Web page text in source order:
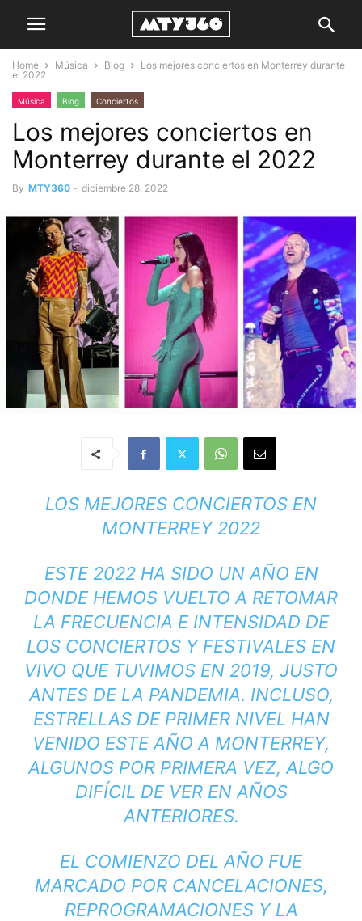
Home Música Blog
Los mejores conciertos en Monterrey durante
el 2022
Música Blog Conciertos
Los mejores conciertos en
Monterrey durante el 2022
By MTY360 - diciembre 28, 2022
LOS MEJORES CONCIERTOS EN
MONTERREY 2022
ESTE 2022 HA SIDO UN AÑO EN
DONDE HEMOS VUELTO A RETOMAR
LA FRECUENCIA E INTENSIDAD DE
LOS CONCIERTOS Y FESTIVALES EN
VIVO QUE TUVIMOS EN 2019, JUSTO
ANTES DE LA PANDEMIA. INCLUSO,
ESTRELLAS DE PRIMER NIVEL HAN
VENIDO ESTE AÑO A MONTERREY,
ALGUNOS POR PRIMERA VEZ, ALGO
DIFÍCIL DE VER EN AÑOS
ANTERIORES.
EL COMIENZO DEL AÑO FUE
MARCADO POR CANCELACIONES,
REPROGRAMACIONES Y LA